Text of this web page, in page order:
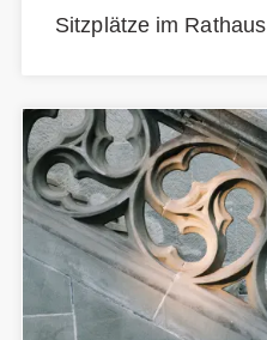
Sitzplätze im Rathaus